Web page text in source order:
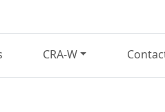
CRA-W